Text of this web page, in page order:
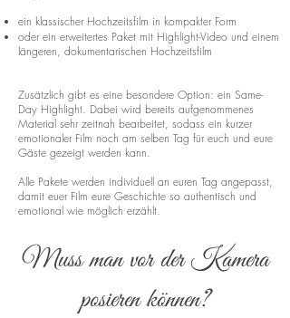
ein klassischer Hochzeitsfilm in kompakter Form
oder ein erweitertes Paket mit Highlight-Video und einem
längeren, dokumentarischen Hochzeitsfilm
Zusätzlich gibt es eine besondere Option: ein Same-
Day Highlight. Dabei wird bereits aufgenommenes
Material sehr zeitnah bearbeitet, sodass ein kurzer
emotionaler Film noch am selben Tag für euch und eure
Gäste gezeigt werden kann.
Alle Pakete werden individuell an euren Tag angepasst,
damit euer Film eure Geschichte so authentisch und
emotional wie möglich erzählt.
Muss man vor der Kamera
posieren können?